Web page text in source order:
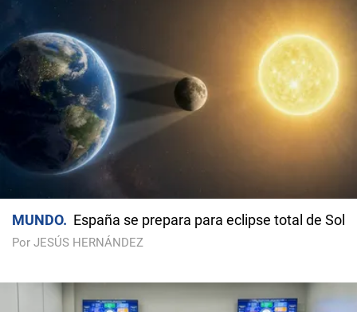
MUNDO España se prepara para eclipse total de Sol
Por JESÚS HERNÁNDEZ